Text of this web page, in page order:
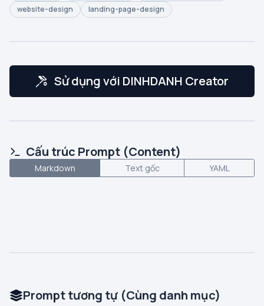
website-design
landing-page-design
Sử dụng với DINHDANH Creator
Cấu trúc Prompt (Content)
Markdown Text gốc YAML
Prompt tương tự (Cùng danh mục)